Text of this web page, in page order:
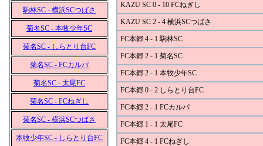
駒林SC - 横浜SCつばさ
菊名SC - 本牧少年SC
菊名SC - しらとり台FC
菊名SC - FCカルパ
菊名SC - 太尾FC
菊名SC - FCねぎし
菊名SC - 横浜SCつばさ
本牧少年SC - しらとり台FC
KAZU SC 0 - 10 FCねぎし
KAZU SC 2 - 4 横浜SCつばさ
FC本郷 4 - 1 駒林SC
FC本郷 2 - 1 菊名SC
FC本郷 2 - 1 本牧少年SC
FC本郷 0 - 2 しらとり台FC
FC本郷 2 - 1 FCカルパ
FC本郷 1 - 1 太尾FC
FC本郷 4 - 1 FCねぎし